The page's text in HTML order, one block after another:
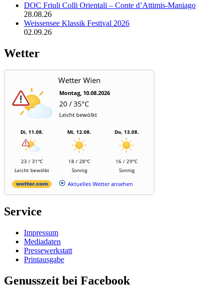
DOC Friuli Colli Orientali – Conte d’Attimis-Maniago
28.08.26
Weissensee Klassik Festival 2026
02.09.26
Wetter
Wetter Wien
Montag, 10.08.2026
20 / 35°C
Leicht bewölkt
Di, 11.08.
23 / 31°C
Leicht bewölkt
Mi, 12.08.
18 / 28°C
Sonnig
Do, 13.08.
16 / 29°C
Sonnig
Aktuelles Wetter ansehen
Service
Impressum
Mediadaten
Pressewerkstatt
Printausgabe
Genusszeit bei Facebook